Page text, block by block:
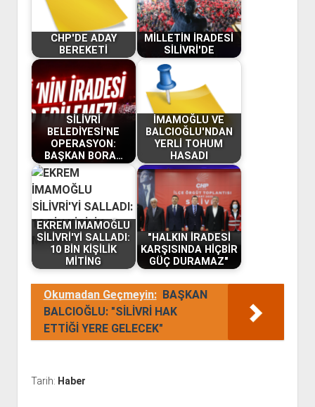
CHP'DE ADAY
BEREKETİ
MİLLETİN İRADESİ
SİLİVRİ'DE
SİLİVRİ
BELEDİYESİ'NE
OPERASYON:
BAŞKAN BORA…
İMAMOĞLU VE
BALCIOĞLU'NDAN
YERLİ TOHUM
HASADI
EKREM İMAMOĞLU
SİLİVRİ'Yİ SALLADI:
10 BİN KİŞİLİK
MİTİNG
"HALKIN İRADESİ
KARŞISINDA HİÇBİR
GÜÇ DURAMAZ"
Okumadan Geçmeyin: BAŞKAN
BALCIOĞLU: "SİLİVRİ HAK
ETTİĞİ YERE GELECEK"
Tarih: Haber